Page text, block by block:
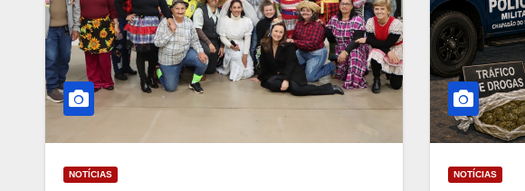
NOTÍCIAS NOTÍCIAS